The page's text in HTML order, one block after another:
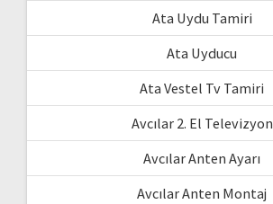
Ata Uydu Tamiri
Ata Uyducu
Ata Vestel Tv Tamiri
Avcılar 2. El Televizyon
Avcılar Anten Ayarı
Avcılar Anten Montaj